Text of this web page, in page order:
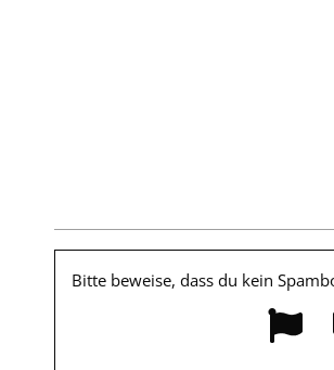
Bitte beweise, dass du kein